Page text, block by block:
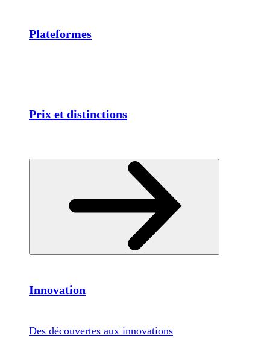
Plateformes
Prix et distinctions
Innovation
Des découvertes aux innovations